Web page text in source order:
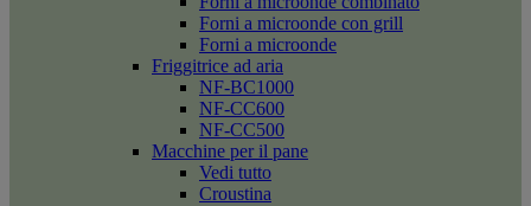
Forni a microonde con grill
Forni a microonde
Friggitrice ad aria
NF-BC1000
NF-CC600
NF-CC500
Macchine per il pane
Vedi tutto
Croustina